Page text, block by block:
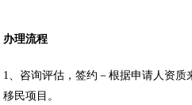
办理流程
1、咨询评估，签约－根据申请人资
移民项目。